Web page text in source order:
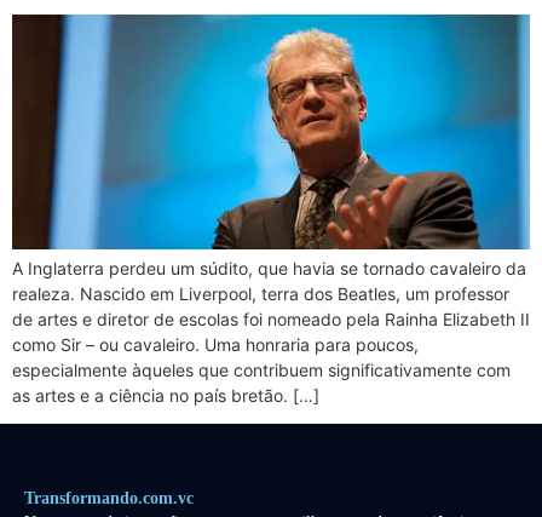
A Inglaterra perdeu um súdito, que havia se tornado cavaleiro da
realeza. Nascido em Liverpool, terra dos Beatles, um professor
de artes e diretor de escolas foi nomeado pela Rainha Elizabeth II
como Sir – ou cavaleiro. Uma honraria para poucos,
especialmente àqueles que contribuem significativamente com
as artes e a ciência no país bretão. […]
Transformando.com.vc